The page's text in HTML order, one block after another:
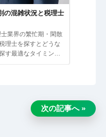
の混雑状況と税理士
業界の繁忙期・閑散
理士を探すとどうな
す最適なタイミング
次の記事へ »